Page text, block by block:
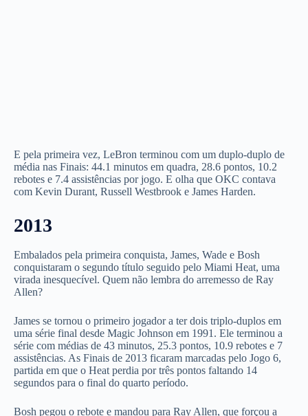
E pela primeira vez, LeBron terminou com um duplo-duplo de
média nas Finais: 44.1 minutos em quadra, 28.6 pontos, 10.2
rebotes e 7.4 assistências por jogo. E olha que OKC contava
com Kevin Durant, Russell Westbrook e James Harden.
2013
Embalados pela primeira conquista, James, Wade e Bosh
conquistaram o segundo título seguido pelo Miami Heat, uma
virada inesquecível. Quem não lembra do arremesso de Ray
Allen?
James se tornou o primeiro jogador a ter dois triplo-duplos em
uma série final desde Magic Johnson em 1991. Ele terminou a
série com médias de 43 minutos, 25.3 pontos, 10.9 rebotes e 7
assistências. As Finais de 2013 ficaram marcadas pelo Jogo 6,
partida em que o Heat perdia por três pontos faltando 14
segundos para o final do quarto período.
Bosh pegou o rebote e mandou para Ray Allen, que forçou a